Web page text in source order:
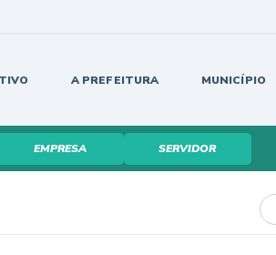
A PREFEITURA MUNICÍPIO
EMPRESA SERVIDOR